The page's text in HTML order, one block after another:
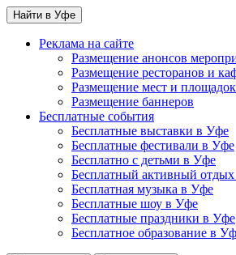
Найти в Уфе
Реклама на сайте
Размещение анонсов
Размещение ресторанов и
Размещение мест и площадок
Размещение баннеров
Бесплатные события
Бесплатные выставки в Уфе
Бесплатные фестивали в Уфе
Бесплатно с детьми в Уфе
Бесплатный активный
Бесплатная музыка в Уфе
Бесплатные шоу в Уфе
Бесплатные праздники в Уфе
Бесплатное образование в